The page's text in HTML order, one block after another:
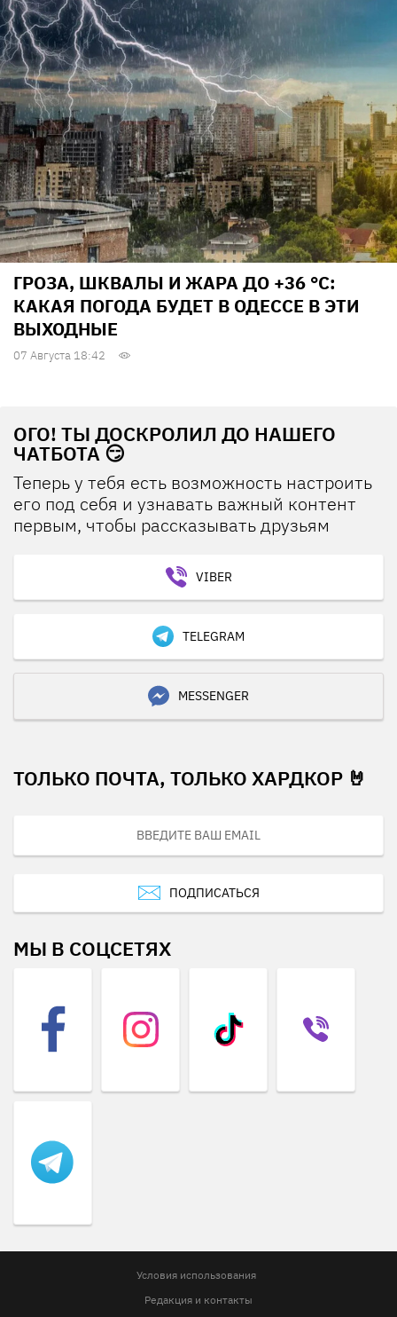
ГРОЗА, ШКВАЛЫ И ЖАРА ДО +36 °С:
КАКАЯ ПОГОДА БУДЕТ В ОДЕССЕ В ЭТИ
ВЫХОДНЫЕ
07 Августа 18:42
ОГО! ТЫ ДОСКРОЛИЛ ДО НАШЕГО
ЧАТБОТА 😏
Теперь у тебя есть возможность настроить
его под себя и узнавать важный контент
первым, чтобы рассказывать друзьям
VIBER
TELEGRAM
MESSENGER
ТОЛЬКО ПОЧТА, ТОЛЬКО ХАРДКОР 🤘
ПОДПИСАТЬСЯ
МЫ В СОЦСЕТЯХ
Условия использования
Редакция и контакты